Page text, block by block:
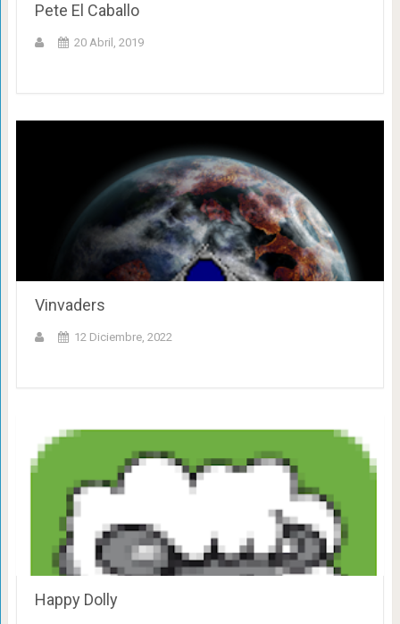
Pete El Caballo
20 Abril, 2019
Vinvaders
12 Diciembre, 2022
Happy Dolly